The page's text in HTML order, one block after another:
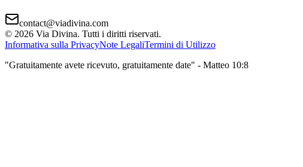
contact@viadivina.com
© 2026 Via Divina. Tutti i diritti riservati.
Informativa sulla PrivacyNote LegaliTermini di Utilizzo
"Gratuitamente avete ricevuto, gratuitamente date" - Matteo 10:8